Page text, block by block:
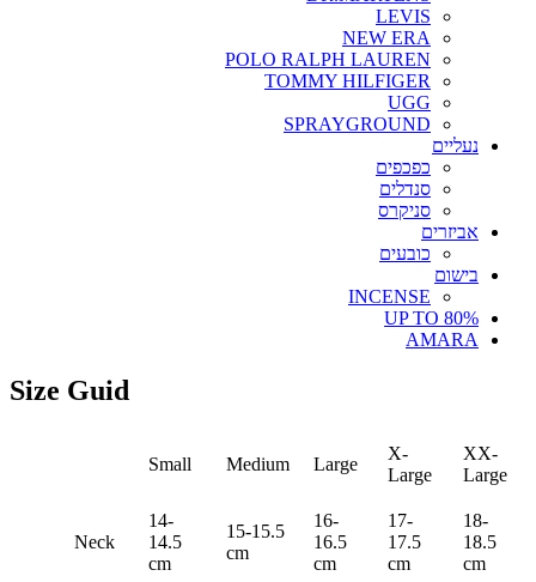
LEVIS
NEW ERA
POLO RALPH LAUREN
TOMMY HILFIGER
UGG
SPRAYGROUND
נעליים
כפכפים
סנדלים
סניקרס
אביזרים
כובעים
בישום
INCENSE
UP TO 80%
AMARA
Size Guid
Small Medium Large
X-
Large
XX-
Large
Neck
14-
14.5
cm
15-15.5
cm
16-
16.5
cm
17-
17.5
cm
18-
18.5
cm